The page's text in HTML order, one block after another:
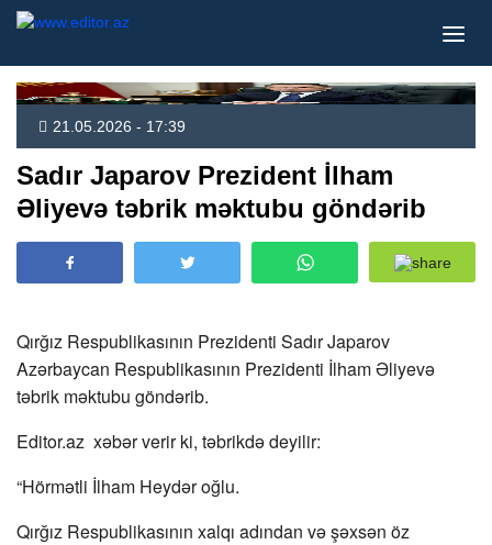
21.05.2026 - 17:39
Sadır Japarov Prezident İlham
Əliyevə təbrik məktubu göndərib
Qırğız Respublikasının Prezidenti Sadır Japarov
Azərbaycan Respublikasının Prezidenti İlham Əliyevə
təbrik məktubu göndərib.
Editor.az xəbər verir ki, təbrikdə deyilir:
“Hörmətli İlham Heydər oğlu.
Qırğız Respublikasının xalqı adından və şəxsən öz